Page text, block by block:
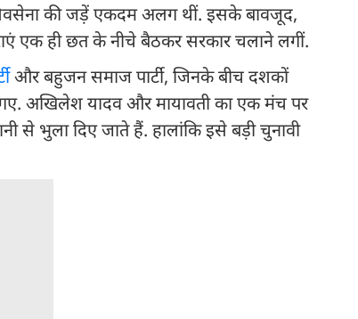
शिवसेना की जड़ें एकदम अलग थीं. इसके बावजूद,
एक ही छत के नीचे बैठकर सरकार चलाने लगीं.
और बहुजन समाज पार्टी, जिनके बीच दशकों
अखिलेश यादव और मायावती का एक मंच पर
से भुला दिए जाते हैं. हालांकि इसे बड़ी चुनावी